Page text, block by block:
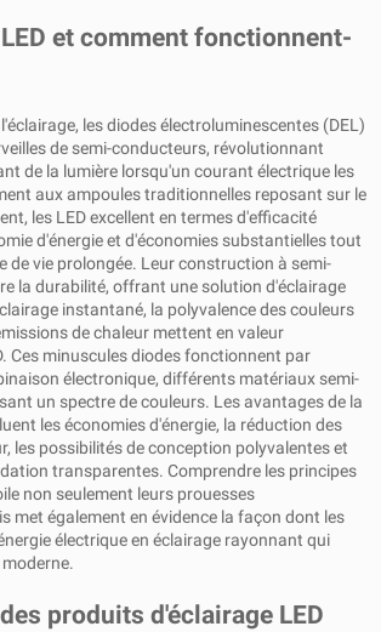
et comment fonctionnent-
les diodes électroluminescentes (DEL)
de semi-conducteurs, révolutionnant
de la lumière lorsqu'un courant électrique les
aux ampoules traditionnelles reposant sur le
les LED excellent en termes d'efficacité
d'énergie et d'économies substantielles tout
de vie prolongée. Leur construction à semi-
la durabilité, offrant une solution d'éclairage
instantané, la polyvalence des couleurs
de chaleur mettent en valeur
Ces minuscules diodes fonctionnent par
électronique, différents matériaux semi-
un spectre de couleurs. Les avantages de la
les économies d'énergie, la réduction des
les possibilités de conception polyvalentes et
transparentes. Comprendre les principes
non seulement leurs prouesses
met également en évidence la façon dont les
électrique en éclairage rayonnant qui
produits d'éclairage LED